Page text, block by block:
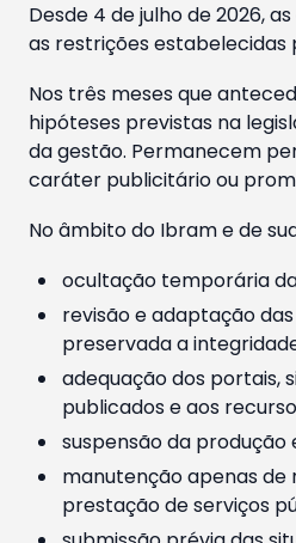
Desde 4 de julho de 2026,
as restrições estabelecidas
Nos três meses que
hipóteses previstas na
da gestão. Permanecem
caráter publicitário ou
No âmbito do Ibram e de
ocultação temporária
revisão e adaptação
preservada a
adequação dos portais,
publicados e aos
suspensão da
manutenção apenas de
prestação de serviços